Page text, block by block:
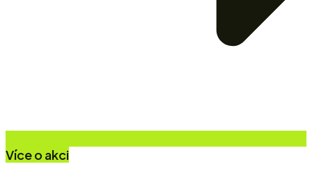
Více o akci